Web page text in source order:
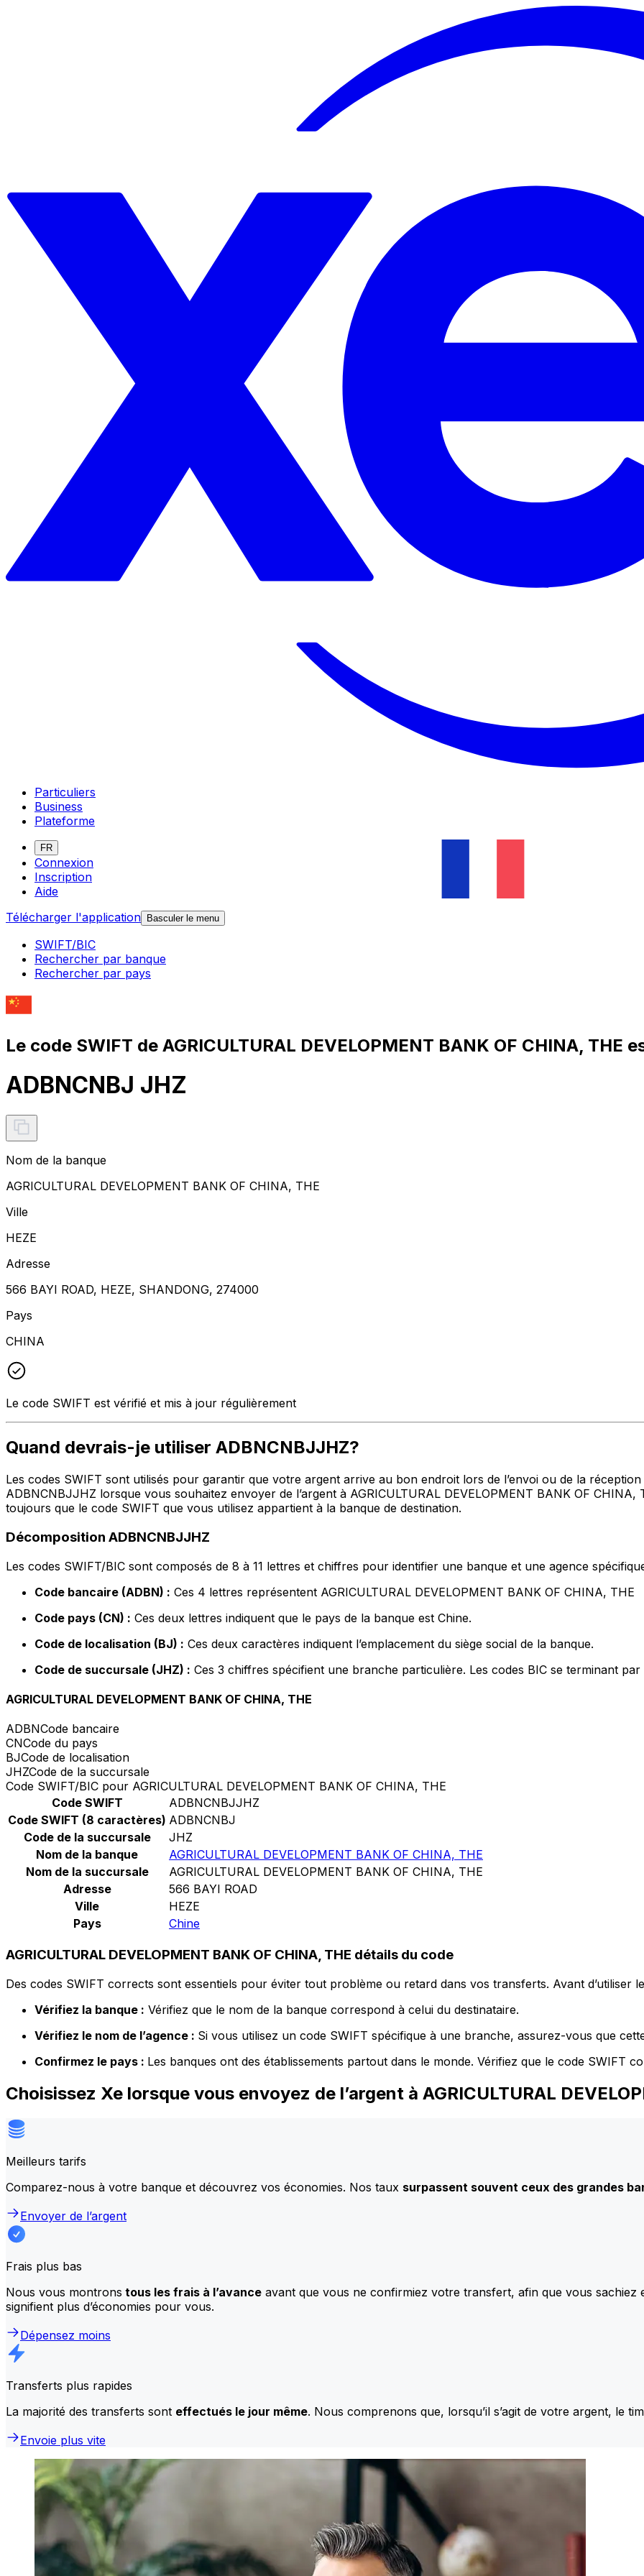
Particuliers
Business
Plateforme
FR
Connexion
Inscription
Aide
Télécharger l'application Basculer le menu
SWIFT/BIC
Rechercher par banque
Rechercher par pays
Le code SWIFT de AGRICULTURAL DEVELOPMENT BANK OF CHINA, THE
ADBNCNBJ JHZ
Nom de la banque
AGRICULTURAL DEVELOPMENT BANK OF CHINA, THE
Ville
HEZE
Adresse
566 BAYI ROAD, HEZE, SHANDONG, 274000
Pays
CHINA
Le code SWIFT est vérifié et mis à jour régulièrement
Quand devrais-je utiliser ADBNCNBJJHZ?
Les codes SWIFT sont utilisés pour garantir que votre argent arrive au bon endroit lors de l’envoi ou de la
ADBNCNBJJHZ lorsque vous souhaitez envoyer de l’argent à AGRICULTURAL DEVELOPMENT BANK OF
toujours que le code SWIFT que vous utilisez appartient à la banque de destination.
Décomposition ADBNCNBJJHZ
Les codes SWIFT/BIC sont composés de 8 à 11 lettres et chiffres pour identifier une banque et une agence
Code bancaire (ADBN) : Ces 4 lettres représentent AGRICULTURAL DEVELOPMENT BANK OF CHINA, THE
Code pays (CN) : Ces deux lettres indiquent que le pays de la banque est Chine.
Code de localisation (BJ) : Ces deux caractères indiquent l’emplacement du siège social de la banque.
Code de succursale (JHZ) : Ces 3 chiffres spécifient une branche particulière. Les codes BIC se terminant
AGRICULTURAL DEVELOPMENT BANK OF CHINA, THE
ADBNCode bancaire
CNCode du pays
BJCode de localisation
JHZCode de la succursale
Code SWIFT/BIC pour AGRICULTURAL DEVELOPMENT BANK OF CHINA, THE
Code SWIFT
ADBNCNBJJHZ
Code SWIFT (8 caractères) ADBNCNBJ
Code de la succursale
JHZ
Nom de la banque
AGRICULTURAL DEVELOPMENT BANK OF CHINA, THE
Nom de la succursale
AGRICULTURAL DEVELOPMENT BANK OF CHINA, THE
Adresse
566 BAYI ROAD
Ville
HEZE
Pays
Chine
AGRICULTURAL DEVELOPMENT BANK OF CHINA, THE détails du code
Des codes SWIFT corrects sont essentiels pour éviter tout problème ou retard dans vos transferts. Avant d’utiliser
Vérifiez la banque : Vérifiez que le nom de la banque correspond à celui du destinataire.
Vérifiez le nom de l’agence : Si vous utilisez un code SWIFT spécifique à une branche, assurez-vous que
Confirmez le pays : Les banques ont des établissements partout dans le monde. Vérifiez que le code SWIFT
Choisissez Xe lorsque vous envoyez de l’argent à AGRICULTURAL
Meilleurs tarifs
Comparez-nous à votre banque et découvrez vos économies. Nos taux surpassent souvent ceux des grandes
Envoyer de l’argent
Frais plus bas
Nous vous montrons tous les frais à l’avance avant que vous ne confirmiez votre transfert, afin que vous
signifient plus d’économies pour vous.
Dépensez moins
Transferts plus rapides
La majorité des transferts sont effectués le jour même. Nous comprenons que, lorsqu’il s’agit de votre argent, le
Envoie plus vite